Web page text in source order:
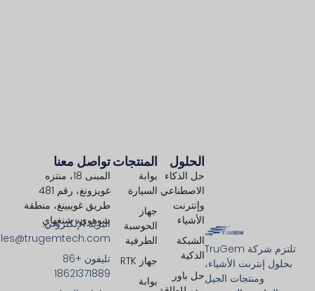
تلتزم شركة TruGem
بحلول إنترنت الأشياء،
ومنتجات الجيل
المنتجات
بوابة
السيارة
جهاز
الحوسبة
الطرفية
جهاز RTK
بوابة
الحلول
حل الذكاء
الاصطناعي
وإنترنت
الأشياء
الشبكة
الذكية
حل باور
تواصل معنا
المبنى 18، منتزه
غويزونغ، رقم 481
طريق غويبينغ، منطقة
شوهوي، شنغهاي
البريد الإلكتروني:
تليفون +86
18621371889